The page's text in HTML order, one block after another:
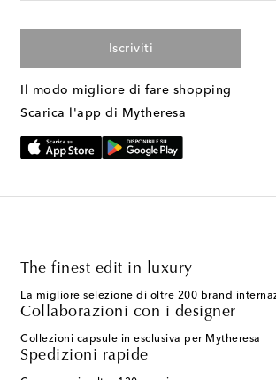
Iscriviti
Il modo migliore di fare shopping
Scarica l'app di Mytheresa
The finest edit in luxury
La migliore selezione di oltre 200 brand
Collaborazioni con i designer
Collezioni capsule in esclusiva per Mytheresa
Spedizioni rapide